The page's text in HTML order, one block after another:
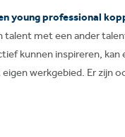
young professional
talent met een ander
kunnen inspireren,
werkgebied. Er zijn